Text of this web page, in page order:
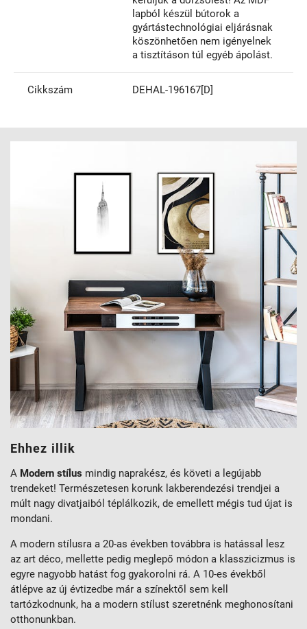
lapból készül bútorok a
gyártástechnológiai eljárásnak
köszönhetően nem igényelnek
a tisztításon túl egyéb ápolást.
Cikkszám DEHAL-196167[D]
Ehhez illik
A Modern stílus mindig naprakész, és követi a legújabb
trendeket! Természetesen korunk lakberendezési trendjei a
múlt nagy divatjaiból téplálkozik, de emellett mégis tud újat is
mondani.
A modern stílusra a 20-as években továbbra is hatással lesz
az art déco, mellette pedig meglepő módon a klasszicizmus is
egyre nagyobb hatást fog gyakorolni rá. A 10-es évekből
átlépve az új évtizedbe már a színektől sem kell
tartózkodnunk, ha a modern stílust szeretnénk meghonosítani
otthonunkban.